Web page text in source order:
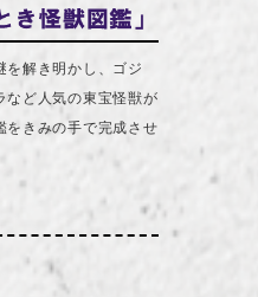
を解き明かし、ゴジ
など人気の東宝怪獣が
をきみの手で完成させ